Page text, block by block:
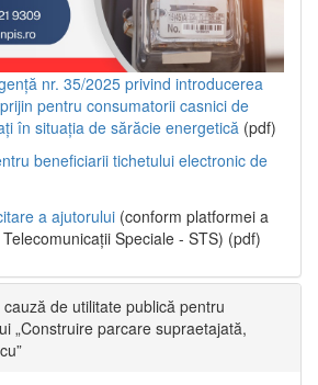
nr. 35/2025 privind introducerea
pentru consumatorii casnici de
în situația de sărăcie energetică (pdf)
beneficiarii tichetului electronic de
a ajutorului (conform platformei a
Speciale - STS) (pdf)
de utilitate publică pentru
„Construire parcare supraetajată,